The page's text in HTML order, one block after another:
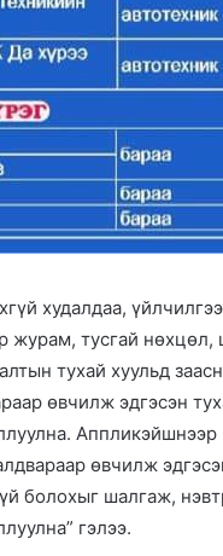
худалдаа,
журам, тусгай
тухай хуульд
өвчилж эдгэсэн
өвчилж
болохыг шалгаж,
гэлээ.